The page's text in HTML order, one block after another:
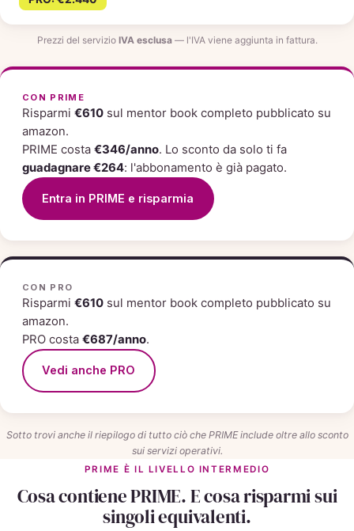
Prezzi del servizio IVA esclusa— l'IVA viene aggiunta in fattura.
CON PRIME
Risparmi €610 sul mentor book completo pubblicato su
amazon.
PRIME costa €346/anno. Lo sconto da solo ti fa
guadagnare €264: l'abbonamento è già pagato.
Entra in PRIME e risparmia
CON PRO
Risparmi €610 sul mentor book completo pubblicato su
amazon.
PRO costa €687/anno.
Vedi anche PRO
Sotto trovi anche il riepilogo di tutto ciò che PRIME include oltre allo sconto
sui servizi operativi.
PRIME È IL LIVELLO INTERMEDIO
Cosa contiene PRIME. E cosa risparmi sui
singoli equivalenti.